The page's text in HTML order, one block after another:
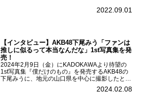
る一夜限りのライブイベント「ファイナリスト
2022.09.01
【インタビュー】AKB48下尾みう「ファンは
推しに似るって本当なんだな」1st写真集を発
売！
2024年2月9日（金）にKADOKAWAより待望の
1st写真集『僕だけのもの』を発売するAKB48の
下尾みうに、地元の山口県を中心に撮影したとい
う今回の写真集についてインタビューをお願いし
た。1st写真集『僕だけのもの』を発売する2024.02.08